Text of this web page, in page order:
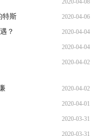
2020-04-08
特斯 2020-04-06
？ 2020-04-04
2020-04-04
2020-04-02
2020-04-02
2020-04-01
2020-03-31
2020-03-31